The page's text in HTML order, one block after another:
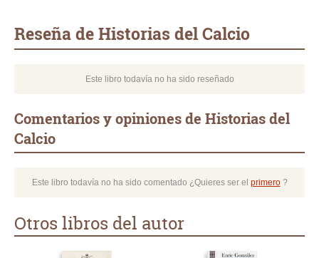
Reseña de Historias del Calcio
Este libro todavía no ha sido reseñado
Comentarios y opiniones de Historias del
Calcio
Este libro todavía no ha sido comentado ¿Quieres ser el primero?
Otros libros del autor